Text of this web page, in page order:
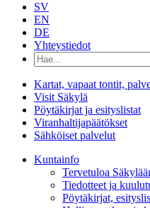
SV
EN
DE
Yhteystiedot
Hae
hakusanalla:
Kartat, vapaat tontit,
Visit Säkylä
Pöytäkirjat ja esityslistat
Viranhaltijapäätökset
Sähköiset palvelut
Kunta­info
Tervetuloa
Tiedotteet ja
Pöytäkirjat,